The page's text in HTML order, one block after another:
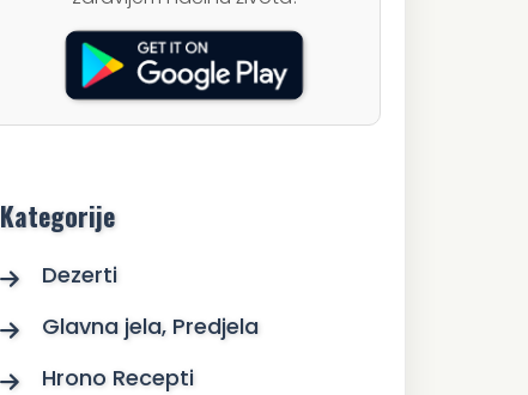
Kategorije
Dezerti
Glavna jela, Predjela
Hrono Recepti